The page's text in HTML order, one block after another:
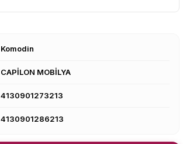
Komodin
CAPİLON MOBİLYA
4130901273213
4130901286213